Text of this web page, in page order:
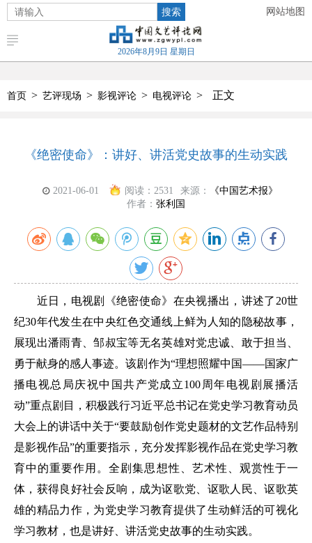
搜索 网站地图
2026年8月9日 星期日
首页 > 艺评现场 > 影视评论 > 电视评论 > 正文
《绝密使命》：讲好、讲活党史故事的生动实践
2021-06-01 阅读： 2531 来源：
《中国艺术报》
作者： 张利国
近日，电视剧《绝密使命》在央视播出，讲述了20世
纪30年代发生在中央红色交通线上鲜为人知的隐秘故事，
展现出潘雨青、邹叔宝等无名英雄对党忠诚、敢于担当、
勇于献身的感人事迹。该剧作为“理想照耀中国——国家广
播电视总局庆祝中国共产党成立100周年电视剧展播活
动”重点剧目，积极践行习近平总书记在党史学习教育动员
大会上的讲话中关于“要鼓励创作党史题材的文艺作品特别
是影视作品”的重要指示，充分发挥影视作品在党史学习教
育中的重要作用。全剧集思想性、艺术性、观赏性于一
体，获得良好社会反响，成为讴歌党、讴歌人民、讴歌英
雄的精品力作，为党史学习教育提供了生动鲜活的可视化
学习教材，也是讲好、讲活党史故事的生动实践。